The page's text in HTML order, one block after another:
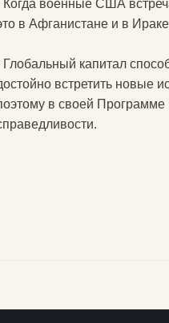
Когда военные США
в Афганистане и в
Глобальный капитал
встретить новые
в своей Программе